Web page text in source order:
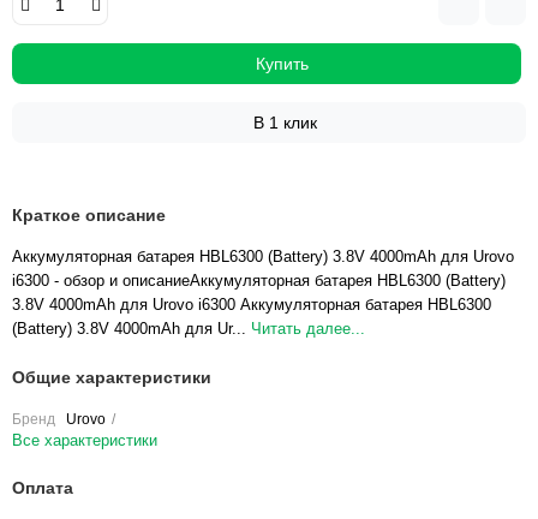
Купить
В 1 клик
Краткое описание
Аккумуляторная батарея HBL6300 (Battery) 3.8V 4000mAh для Urovo
i6300 - обзор и описаниеАккумуляторная батарея HBL6300 (Battery)
3.8V 4000mAh для Urovo i6300 Аккумуляторная батарея HBL6300
(Battery) 3.8V 4000mAh для Ur... Читать далее...
Общие характеристики
Бренд Urovo
Все характеристики
Оплата